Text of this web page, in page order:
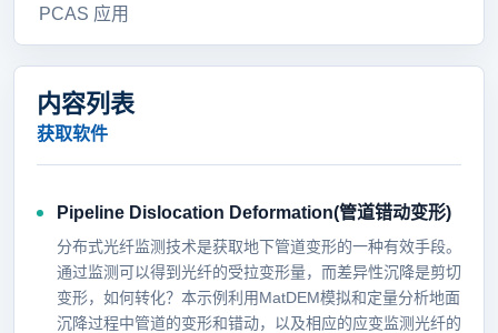
PCAS 应用
内容列表
获取软件
Pipeline Dislocation Deformation(管道错动变形)
分布式光纤监测技术是获取地下管道变形的一种有效手段。
通过监测可以得到光纤的受拉变形量，而差异性沉降是剪切
变形，如何转化？本示例利用MatDEM模拟和定量分析地面
沉降过程中管道的变形和错动，以及相应的应变监测光纤的